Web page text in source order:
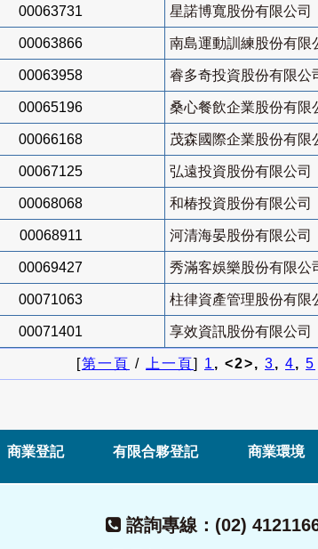
00063731 星諾博寬股份有限公司
00063866 南島運動訓練股份有限
00063958 睿多奇投資股份有限公
00065196 桑心餐飲企業股份有限
00066168 茂森國際企業股份有限
00067125 弘遠投資股份有限公司
00068068 和椿投資股份有限公司
00068911 河清海晏股份有限公司
00069427 秀滿客娛樂股份有限公
00071063 柱律資產管理股份有限
00071401 享效資訊股份有限公司
[第一頁 / 上一頁] 1, <2>, 3, 4, 5
商業登記 有限合夥登記 商業環境
諮詢專線：(02)